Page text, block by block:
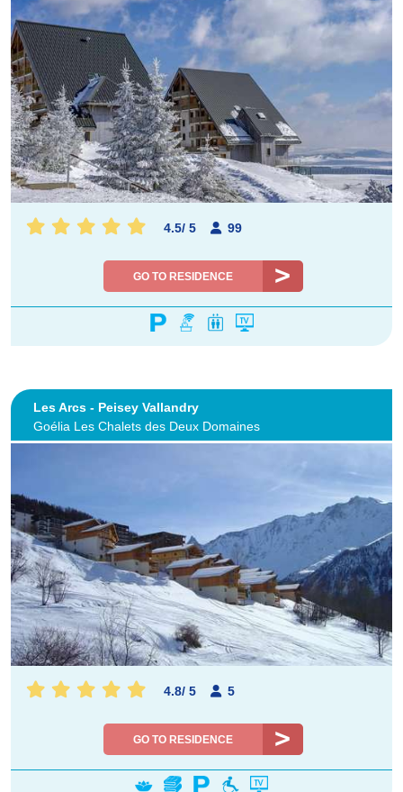
4.5/ 5 99
GO TO RESIDENCE
Les Arcs - Peisey Vallandry
Goélia Les Chalets des Deux Domaines
4.8/ 5 5
GO TO RESIDENCE